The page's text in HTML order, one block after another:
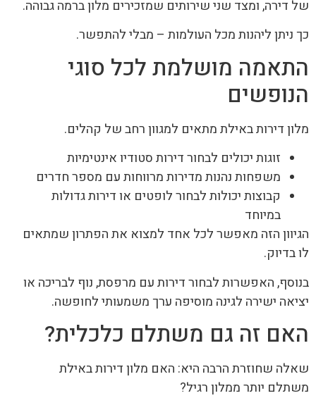
של דירה, ומצד שני שירותים שמזכירים מלון ברמה גבוהה.
כך ניתן ליהנות מכל העולמות – מבלי להתפשר.
התאמה מושלמת לכל סוגי
הנופשים
מלון דירות באילת מתאים למגוון רחב של קהלים.
זוגות יכולים לבחור דירות סטודיו אינטימיות
משפחות נהנות מדירות מרווחות עם מספר חדרים
קבוצות יכולות לבחור לופטים או דירות גדולות
במיוחד
הגיוון הזה מאפשר לכל אחד למצוא את הפתרון שמתאים
לו בדיוק.
בנוסף, האפשרות לבחור דירות עם מרפסת, נוף לבריכה או
יציאה ישירה לגינה מוסיפה ערך משמעותי לחופשה.
האם זה גם משתלם כלכלית?
שאלה שחוזרת הרבה היא: האם מלון דירות באילת
משתלם יותר ממלון רגיל?